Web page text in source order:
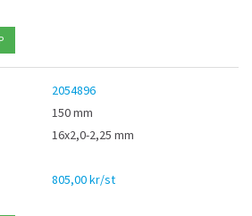
2054896
150 mm
16x2,0-2,25 mm
805,00 kr/st